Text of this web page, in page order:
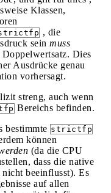
Klassen,
, die
sein muss
Dies
Ausdrücke genau
vorhersagt.
streng, auch wenn
Bereichs befinden.
bestimmte strictfp
können
(da die CPU
dass die native
beeinflusst). Es
auf allen